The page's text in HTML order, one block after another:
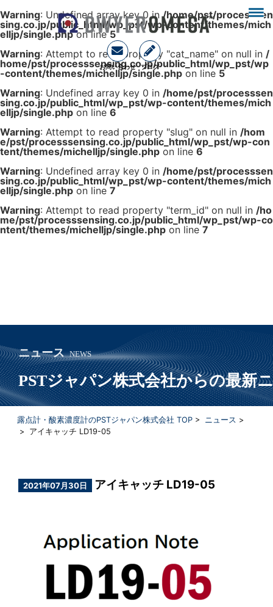
お問い合わせ ブログ
Warning: Undefined array key 0 in/home/pst/processsen
sing.co.jp/public_html/wp_pst/wp-content/themes/mich
elljp/single.phpon line5
Warning: Attempt to read property "cat_name" on null in /
home/pst/processsensing.co.jp/public_html/wp_pst/wp
-content/themes/michelljp/single.php on line 5
Warning: Undefined array key 0 in /home/pst/processsen
sing.co.jp/public_html/wp_pst/wp-content/themes/mich
elljp/single.php on line 6
Warning: Attempt to read property "slug" on null in /hom
e/pst/processsensing.co.jp/public_html/wp_pst/wp-con
tent/themes/michelljp/single.php on line 6
Warning: Undefined array key 0 in /home/pst/processsen
sing.co.jp/public_html/wp_pst/wp-content/themes/mich
elljp/single.php on line 7
Warning: Attempt to read property "term_id" on null in /ho
me/pst/processsensing.co.jp/public_html/wp_pst/wp-co
ntent/themes/michelljp/single.php on line 7
ニュース NEWS
PSTジャパン株式会社からの最新
露点計・酸素濃度計のPSTジャパン株式会社 TOP> ニュース >
> アイキャッチ LD19-05
2021年07月30日 アイキャッチ LD19-05